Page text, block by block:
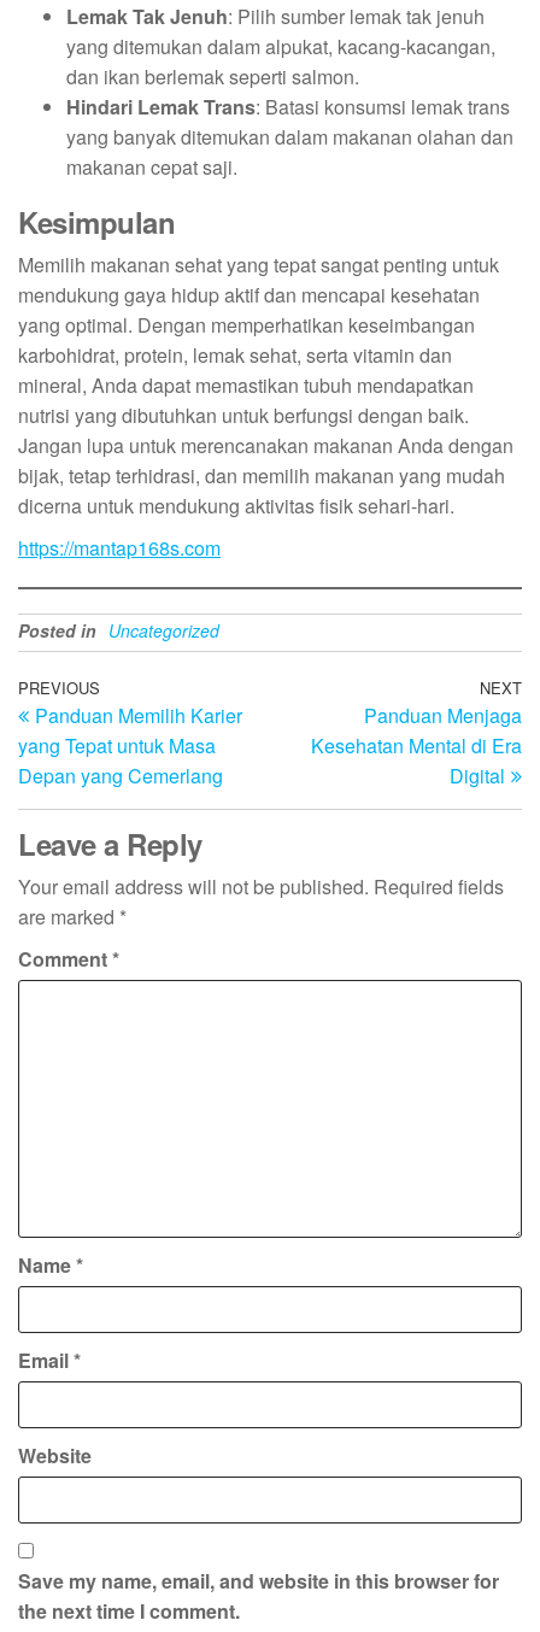
Lemak Tak Jenuh: Pilih sumber lemak tak jenuh
yang ditemukan dalam alpukat, kacang-kacangan,
dan ikan berlemak seperti salmon.
Hindari Lemak Trans: Batasi konsumsi lemak trans
yang banyak ditemukan dalam makanan olahan dan
makanan cepat saji.
Kesimpulan
Memilih makanan sehat yang tepat sangat penting untuk
mendukung gaya hidup aktif dan mencapai kesehatan
yang optimal. Dengan memperhatikan keseimbangan
karbohidrat, protein, lemak sehat, serta vitamin dan
mineral, Anda dapat memastikan tubuh mendapatkan
nutrisi yang dibutuhkan untuk berfungsi dengan baik.
Jangan lupa untuk merencanakan makanan Anda dengan
bijak, tetap terhidrasi, dan memilih makanan yang mudah
dicerna untuk mendukung aktivitas fisik sehari-hari.
https://mantap168s.com
Posted in Uncategorized
Post
navigation
Previous
Post
PREVIOUS
Panduan Memilih Karier
yang Tepat untuk Masa
Depan yang Cemerlang
NEXT
Panduan Menjaga
Kesehatan Mental di Era
Digital
Leave a Reply
Your email address will not be published. Required fields
are marked *
Comment*
Name*
Email*
Website
Save my name, email, and website in this browser for
the next time I comment.